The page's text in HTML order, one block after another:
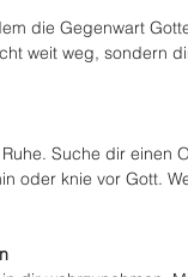
die Gegenwart
weit weg, sondern
Suche dir einen
oder knie vor Gott.